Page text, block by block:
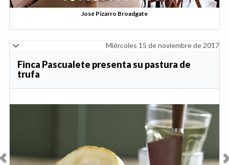
José Pizarro Broadgate
Miércoles 15 de noviembre de 2017
Finca Pascualete presenta su pastura de
trufa